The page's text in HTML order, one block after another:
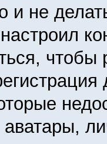
и не
аватары,